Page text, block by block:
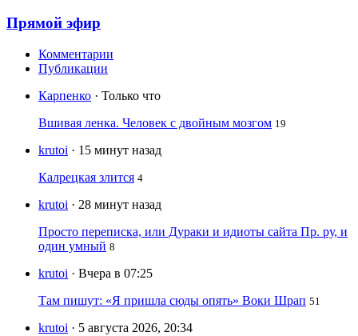
Прямой эфир
Комментарии
Публикации
Карпенко · Только что
Вшивая ленка. Человек с двойным мозгом 19
krutoi · 15 минут назад
Калрецкая злится 4
krutoi · 28 минут назад
Просто переписка, или Дураки и идиоты сайта Пр. ру, и
один умный 8
krutoi · Вчера в 07:25
Там пишут: «Я пришла сюды опять» Воки Шрап 51
krutoi · 5 августа 2026, 20:34